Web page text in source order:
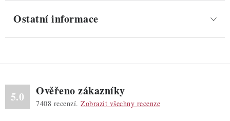
Ostatní informace
5.0 Ověřeno zákazníky
7408 recenzí. Zobrazit všechny recenze